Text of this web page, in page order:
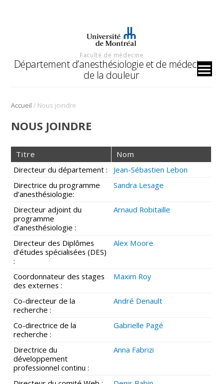
Faculté de médecine
Département d’anesthésiologie et de médecine
de la douleur
Accueil / Nous joindre
NOUS JOINDRE
Titre
Nom
Directeur du département :
Jean-Sébastien Lebon
Directrice du programme
d’anesthésiologie:
Sandra Lesage
Directeur adjoint du
programme
d’anesthésiologie :
Arnaud Robitaille
Directeur des Diplômes
d’études spécialisées (DES)
:
Alex Moore
Coordonnateur des stages
des externes :
Maxim Roy
Co-directeur de la
recherche :
André Denault
Co-directrice de la
recherche :
Gabrielle Pagé
Directrice du
développement
professionnel continu :
Anna Fabrizi